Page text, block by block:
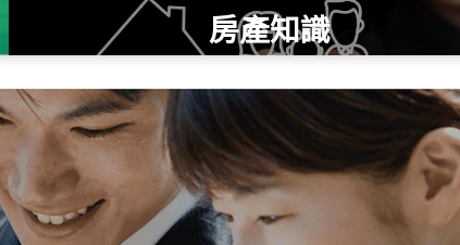
台北市中山區長春路
115年07月 成交
十泉十美
台北市北投區光明路
總價
1,020萬
年 07月 成交
四維天廈
新竹市新竹市四維路
總價
490萬
房產知識